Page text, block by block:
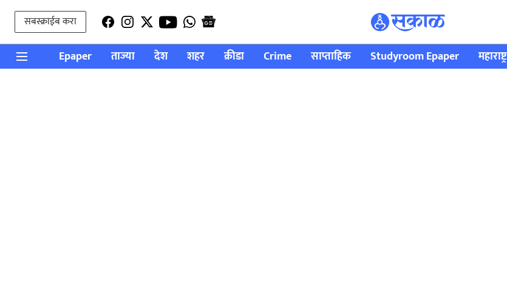
सबस्क्राईब करा
Epaper ताज्या देश शहर क्रीडा Crime साप्ताहिक Studyroom Epaper महाराष्ट्र